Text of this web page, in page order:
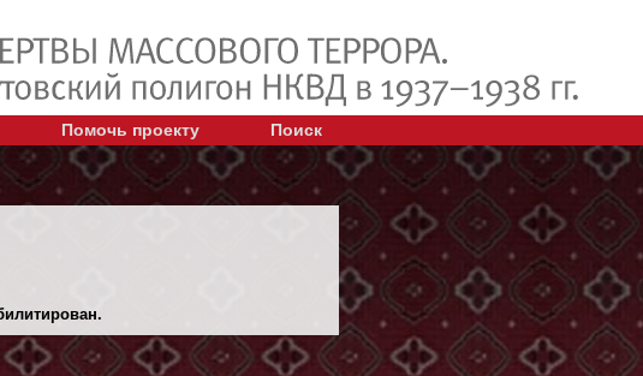
Помочь проекту Поиск